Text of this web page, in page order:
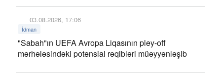
03.08.2026, 17:06
İdman
"Sabah"ın UEFA Avropa Liqasının pley-off
mərhələsindəki potensial rəqibləri müəyyənləşib